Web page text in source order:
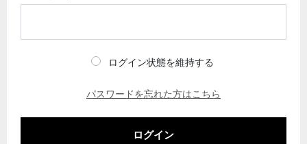
ログイン状態を維持する
パスワードを忘れた方はこちら
ログイン